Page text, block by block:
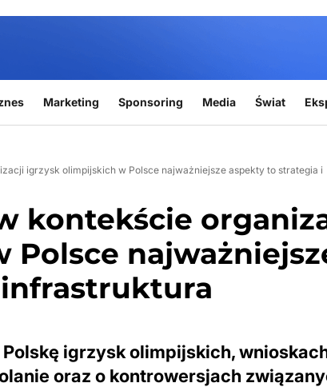
Marketing Sponsoring Media Świat
igrzysk olimpijskich w Polsce najważniejsze aspekty to strategia i
kontekście
igrzysk olimpijskich,
oraz o kontrowersjach